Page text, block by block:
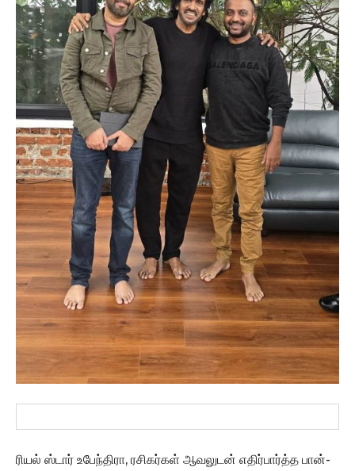
ரியல் ஸ்டார் உபேந்திரா, ரசிகர்கள் ஆவலுடன் எதிர்பார்த்த பான்-